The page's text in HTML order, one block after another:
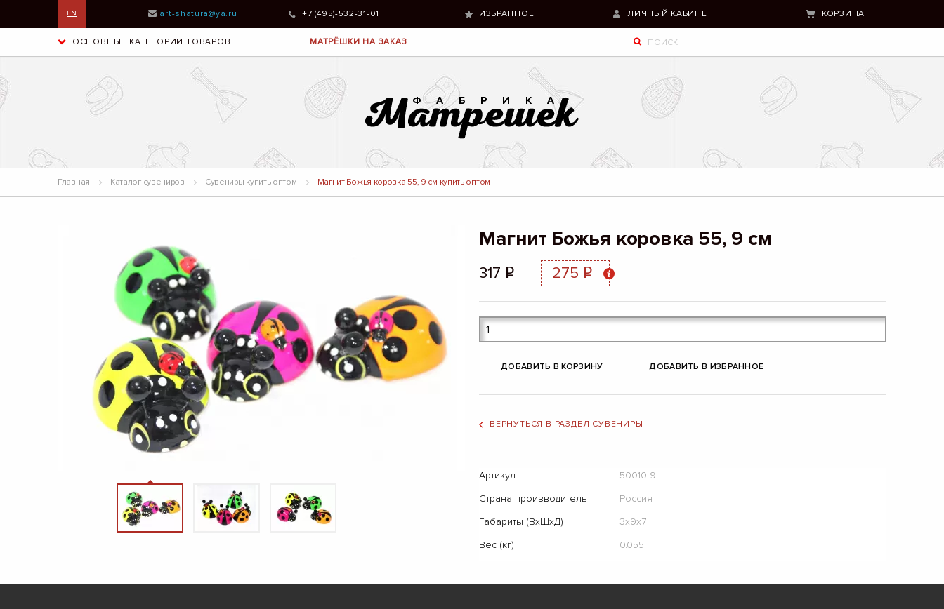
EN art-shatura@ya.ru +7 (495)-532-31-01 ИЗБРАННОЕ ЛИЧНЫЙ КАБИНЕТ КОРЗИНА
ОСНОВНЫЕ КАТЕГОРИИ ТОВАРОВ МАТРЁШКИ НА ЗАКАЗ
Главная Каталог сувениров Сувениры купить оптом Магнит Божья коровка 55, 9 см купить оптом
Магнит Божья коровка 55, 9 см
317 q 275 q
ДОБАВИТЬ В КОРЗИНУ ДОБАВИТЬ В ИЗБРАННОЕ
ВЕРНУТЬСЯ В РАЗДЕЛ СУВЕНИРЫ
Артикул
50010-9
Страна производитель
Россия
Габариты (ВхШхД)
3х9х7
Вес (кг)
0.055